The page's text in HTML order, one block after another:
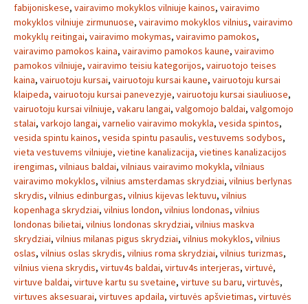
fabijoniskese, vairavimo mokyklos vilniuje kainos, vairavimo
mokyklos vilniuje zirmunuose, vairavimo mokyklos vilnius, vairavimo
mokyklų reitingai, vairavimo mokymas, vairavimo pamokos,
vairavimo pamokos kaina, vairavimo pamokos kaune, vairavimo
pamokos vilniuje, vairavimo teisiu kategorijos, vairuotojo teises
kaina, vairuotoju kursai, vairuotoju kursai kaune, vairuotoju kursai
klaipeda, vairuotoju kursai panevezyje, vairuotoju kursai siauliuose,
vairuotoju kursai vilniuje, vakaru langai, valgomojo baldai, valgomojo
stalai, varkojo langai, varnelio vairavimo mokykla, vesida spintos,
vesida spintu kainos, vesida spintu pasaulis, vestuvems sodybos,
vieta vestuvems vilniuje, vietine kanalizacija, vietines kanalizacijos
irengimas, vilniaus baldai, vilniaus vairavimo mokykla, vilniaus
vairavimo mokyklos, vilnius amsterdamas skrydziai, vilnius berlynas
skrydis, vilnius edinburgas, vilnius kijevas lektuvu, vilnius
kopenhaga skrydziai, vilnius london, vilnius londonas, vilnius
londonas bilietai, vilnius londonas skrydziai, vilnius maskva
skrydziai, vilnius milanas pigus skrydziai, vilnius mokyklos, vilnius
oslas, vilnius oslas skrydis, vilnius roma skrydziai, vilnius turizmas,
vilnius viena skrydis, virtuv4s baldai, virtuv4s interjeras, virtuvė,
virtuve baldai, virtuve kartu su svetaine, virtuve su baru, virtuvės,
virtuves aksesuarai, virtuves apdaila, virtuvės apšvietimas, virtuvės